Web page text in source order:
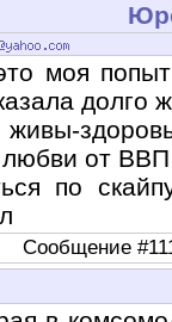
моя
долго
от ВВП
по
Сообщение